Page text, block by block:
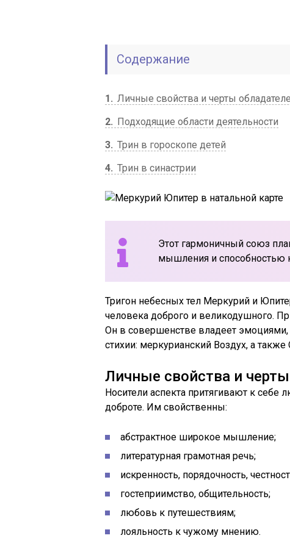
Содержание
1
Личные свойства и черты
2
Подходящие области деятельности
3 Трин в гороскопе детей
4 Трин в синастрии
Этот гармоничный союз
мышления и способностью
Тригон небесных тел Меркурий и
человека доброго и великодушного.
Он в совершенстве владеет эмоциями,
стихии: меркурианский Воздух, а
Личные свойства и
Носители аспекта притягивают к себе
доброте. Им свойственны:
абстрактное широкое мышление;
литературная грамотная речь;
искренность, порядочность,
гостеприимство, общительность;
любовь к путешествиям;
лояльность к чужому мнению.